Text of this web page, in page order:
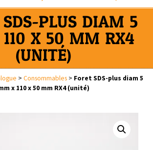
SDS-PLUS DIAM 5
X 50 MM RX4
(UNITÉ)
> Consommables> Foret SDS-plus diam 5
x 110 x 50 mm RX4 (unité)